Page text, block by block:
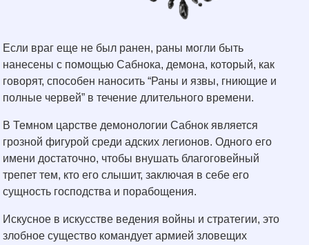
Если враг еще не был ранен, раны могли быть
нанесены с помощью Сабнока, демона, который, как
говорят, способен наносить “Раны и язвы, гниющие и
полные червей” в течение длительного времени.
В Темном царстве демонологии Сабнок является
грозной фигурой среди адских легионов. Одного его
имени достаточно, чтобы внушать благоговейный
трепет тем, кто его слышит, заключая в себе его
сущность господства и порабощения.
Искусное в искусстве ведения войны и стратегии, это
злобное существо командует армией зловещих